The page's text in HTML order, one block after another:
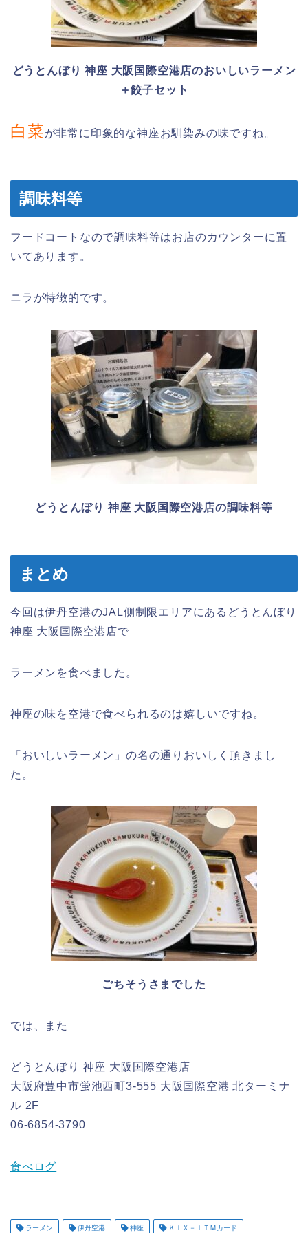
どうとんぼり 神座 大阪国際空港店のおいしいラーメン
＋餃子セット
白菜が非常に印象的な神座お馴染みの味ですね。
調味料等
フードコートなので調味料等はお店のカウンターに置
いてあります。
ニラが特徴的です。
どうとんぼり 神座 大阪国際空港店の調味料等
まとめ
今回は伊丹空港のJAL側制限エリアにあるどうとんぼり
神座 大阪国際空港店で
ラーメンを食べました。
神座の味を空港で食べられるのは嬉しいですね。
「おいしいラーメン」の名の通りおいしく頂きまし
た。
ごちそうさまでした
では、また
どうとんぼり 神座 大阪国際空港店
大阪府豊中市蛍池西町3-555 大阪国際空港 北ターミナ
ル 2F
06-6854-3790
食べログ
ラーメン 伊丹空港 神座 ＫＩＸ－ＩＴＭカード